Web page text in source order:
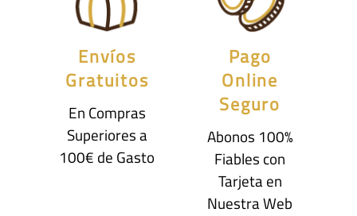
Envíos
Gratuitos
En Compras
Superiores a
100€ de Gasto
Pago
Online
Seguro
Abonos 100%
Fiables con
Tarjeta en
Nuestra Web